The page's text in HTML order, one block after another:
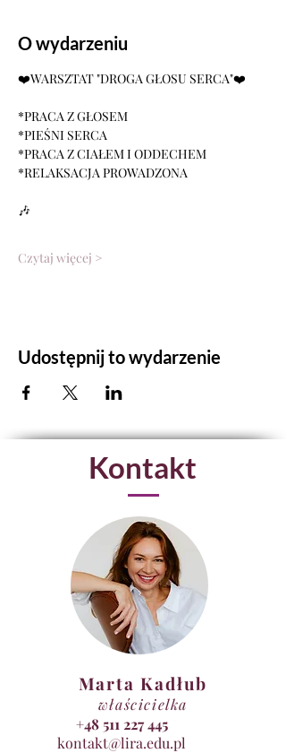
O wydarzeniu
❤️WARSZTAT "DROGA GŁOSU SERCA"❤️
*PRACA Z GŁOSEM
*PIEŚNI SERCA
*PRACA Z CIAŁEM I ODDECHEM
*RELAKSACJA PROWADZONA
🎶
Czytaj więcej >
Udostępnij to wydarzenie
Kontakt
Marta Kadłub
właścicielka
+48 511 227 445
kontakt@lira.edu.pl